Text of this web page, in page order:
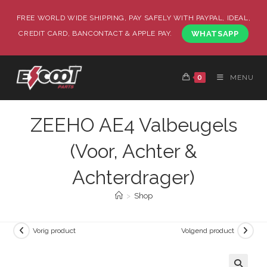
FREE WORLD WIDE SHIPPING, PAY SAFELY WITH PAYPAL, IDEAL,
CREDIT CARD, BANCONTACT & APPLE PAY.
WHATSAPP
0 MENU
ZEEHO AE4 Valbeugels
(Voor, Achter &
Achterdrager)
> Shop
Vorig product Volgend product